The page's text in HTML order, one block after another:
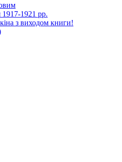
1917-1921 рр.
з виходом книги!